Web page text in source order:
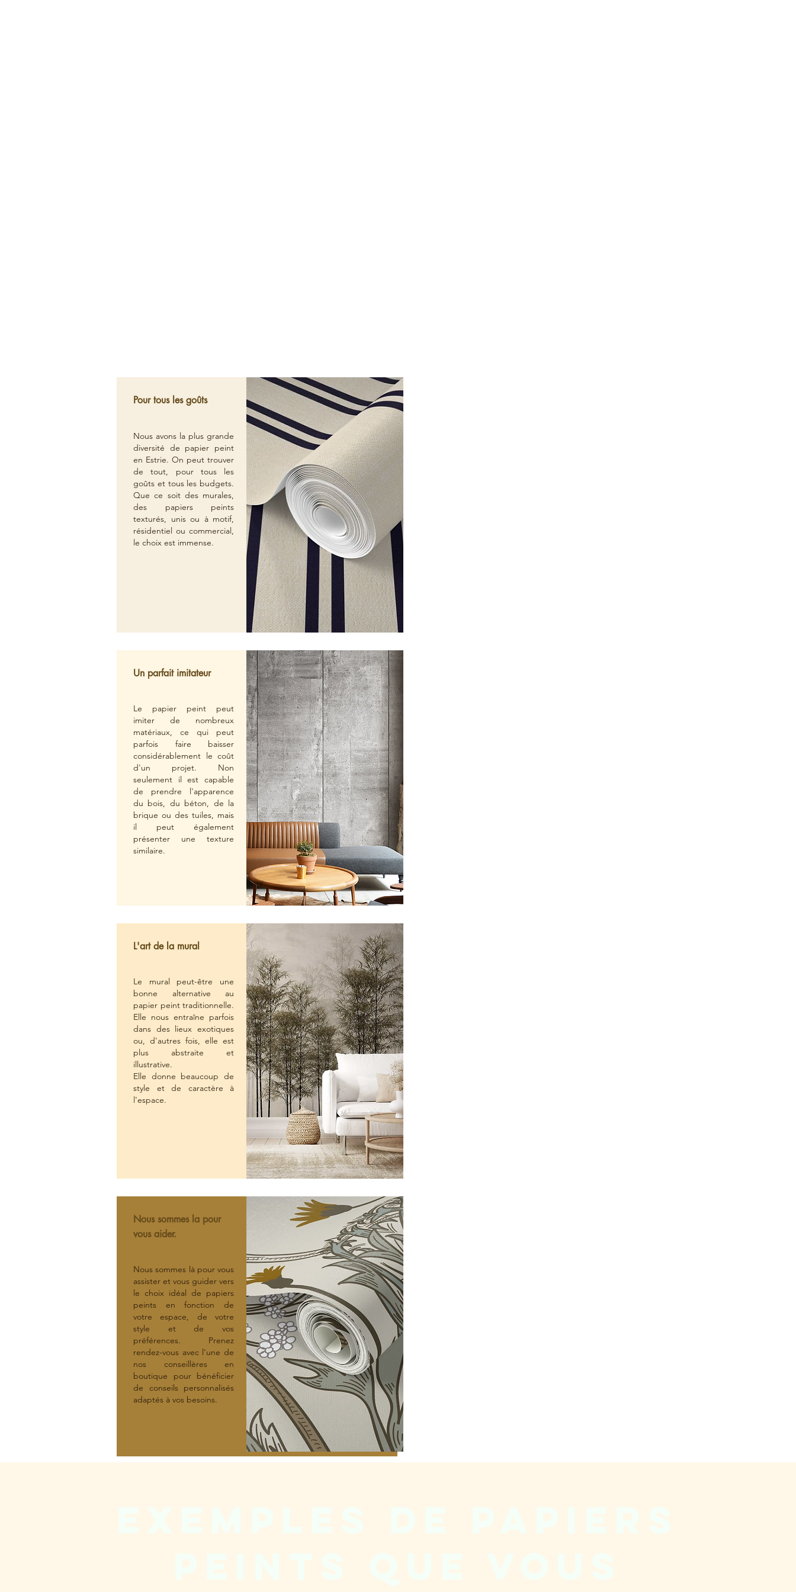
Pour tous les goûts
Nous avons la plus grande
diversité de papier peint
en Estrie. On peut trouver
de tout, pour tous les
goûts et tous les budgets.
Que ce soit des murales,
des papiers peints
texturés, unis ou à motif,
résidentiel ou commercial,
le choix est immense.
Un parfait imitateur
Le papier peint peut
imiter de nombreux
matériaux, ce qui peut
parfois faire baisser
considérablement le coût
d'un projet. Non
seulement il est capable
de prendre l'apparence
du bois, du béton, de la
brique ou des tuiles, mais
il peut également
présenter une texture
similaire.
L'art de la mural
Le mural peut-être une
bonne alternative au
papier peint traditionnelle.
Elle nous entraîne parfois
dans des lieux exotiques
ou, d'autres fois, elle est
plus abstraite et
illustrative.
Elle donne beaucoup de
style et de caractère à
l'espace.
Nous sommes la pour
vous aider.
Nous sommes là pour vous
assister et vous guider vers
le choix idéal de papiers
peints en fonction de
votre espace, de votre
style et de vos
préférences. Prenez
rendez-vous avec l'une de
nos conseillères en
boutique pour bénéficier
de conseils personnalisés
adaptés à vos besoins.